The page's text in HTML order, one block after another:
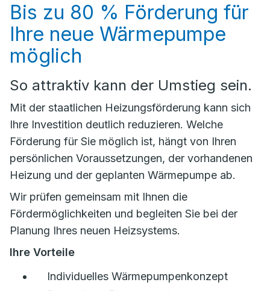
Bis zu 80 % Förderung für
Ihre neue Wärmepumpe
möglich
So attraktiv kann der Umstieg sein.
Mit der staatlichen Heizungsförderung kann sich
Ihre Investition deutlich reduzieren. Welche
Förderung für Sie möglich ist, hängt von Ihren
persönlichen Voraussetzungen, der vorhandenen
Heizung und der geplanten Wärmepumpe ab.
Wir prüfen gemeinsam mit Ihnen die
Fördermöglichkeiten und begleiten Sie bei der
Planung Ihres neuen Heizsystems.
Ihre Vorteile
Individuelles Wärmepumpenkonzept